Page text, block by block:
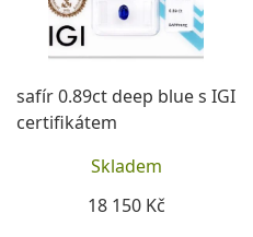
safír 0.89ct deep blue s IGI
certifikátem
Skladem
18 150 Kč